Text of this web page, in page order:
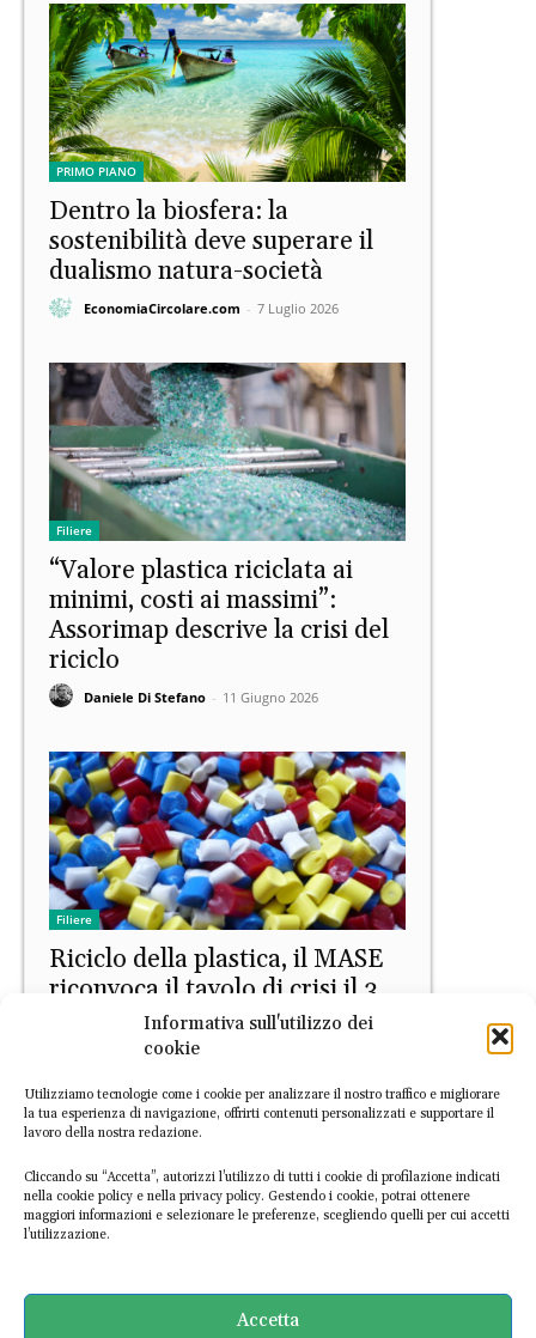
Informativa sull'utilizzo dei
cookie
Utilizziamo tecnologie come i cookie per analizzare il nostro traffico e migliorare
la tua esperienza di navigazione, offrirti contenuti personalizzati e supportare il
lavoro della nostra redazione.
Cliccando su “Accetta”, autorizzi l’utilizzo di tutti i cookie di profilazione indicati
nella cookie policy e nella privacy policy. Gestendo i cookie, potrai ottenere
maggiori informazioni e selezionare le preferenze, scegliendo quelli per cui accetti
l’utilizzazione.
Accetta
PRIMO PIANO
Dentro la biosfera: la
sostenibilità deve superare il
dualismo natura-società
EconomiaCircolare.com - 7 Luglio 2026
Filiere
“Valore plastica riciclata ai
minimi, costi ai massimi”:
Assorimap descrive la crisi del
riciclo
Daniele Di Stefano - 11 Giugno 2026
Filiere
Riciclo della plastica, il MASE
riconvoca il tavolo di crisi il 3
Daniele Di Stefano
I benefici ambientali e climatici